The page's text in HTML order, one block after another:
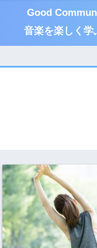
Good
音楽を楽しく学